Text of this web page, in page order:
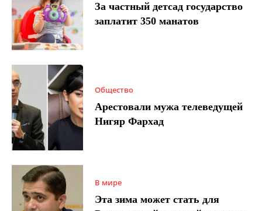
За частный детсад государство
заплатит 350 манатов
Общество
Арестовали мужа телеведущей
Нигяр Фархад
В мире
Эта зима может стать для